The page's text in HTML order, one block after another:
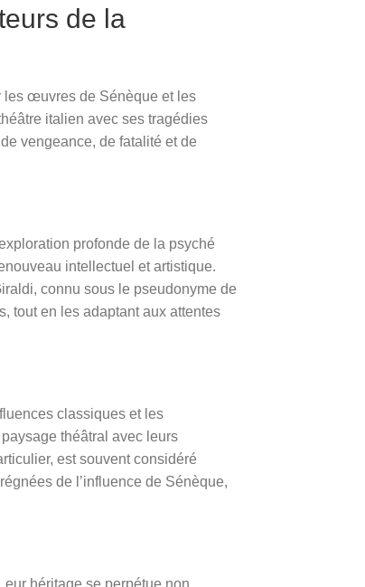
de la
les œuvres de Sénèque et les
italien avec ses tragédies
vengeance, de fatalité et de
profonde de la psyché
intellectuel et artistique.
connu sous le pseudonyme de
tout en les adaptant aux attentes
classiques et les
théâtral avec leurs
est souvent considéré
de l’influence de Sénèque,
héritage se perpétue non